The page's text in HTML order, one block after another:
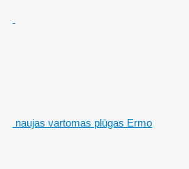
naujas vartomas plūgas Ermo